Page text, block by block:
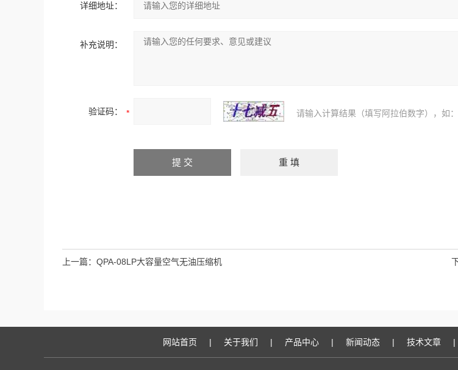
详细地址：
补充说明：
验证码： 请输入计算结果（填写阿拉伯数字），如
上一篇： QPA-08LP大容量空气无油压缩机
网站首页 | 关于我们 | 产品中心 | 新闻动态 | 技术文章 |